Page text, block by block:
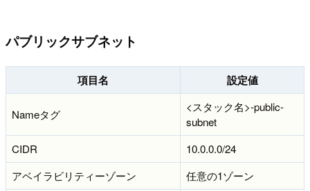
パブリックサブネット
項目名 設定値
Nameタグ
<スタック名>-public-
subnet
CIDR
10.0.0.0/24
アベイラビリティーゾーン
任意の1ゾーン